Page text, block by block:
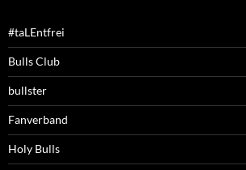
#taLEntfrei
Bulls Club
bullster
Fanverband
Holy Bulls